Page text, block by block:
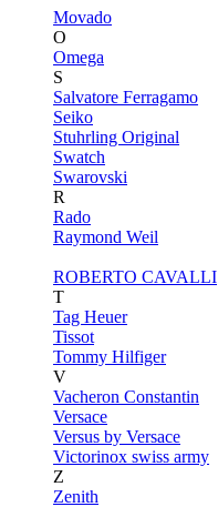
Movado
O
Omega
S
Salvatore Ferragamo
Seiko
Stuhrling Original
Swatch
Swarovski
R
Rado
Raymond Weil
ROBERTO CAVALLI
T
Tag Heuer
Tissot
Tommy Hilfiger
V
Vacheron Constantin
Versace
Versus by Versace
Victorinox swiss army
Z
Zenith